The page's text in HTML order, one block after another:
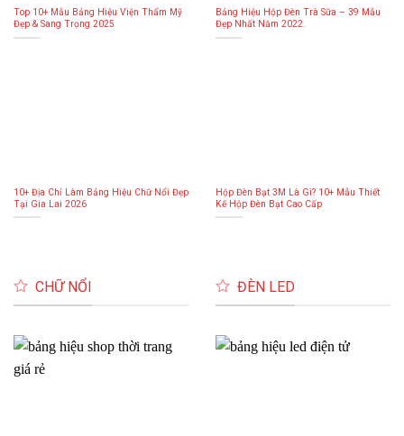
Top 10+ Mẫu Bảng Hiệu Viện Thẩm Mỹ
Đẹp & Sang Trọng 2025
10+ Địa Chỉ Làm Bảng Hiệu Chữ Nổi Đẹp
Tại Gia Lai 2026
Bảng Hiệu Hộp Đèn Trà Sữa – 39 Mẫu
Đẹp Nhất Năm 2022.
Hộp Đèn Bạt 3M Là Gì? 10+ Mẫu Thiết
Kế Hộp Đèn Bạt Cao Cấp
CHỮ NỔI ĐÈN LED